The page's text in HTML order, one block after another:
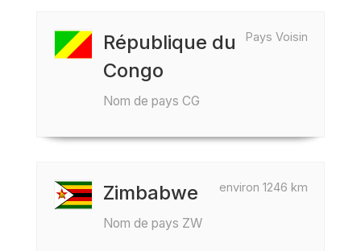
Pays Voisin
République du
Congo
Nom de pays CG
environ 1246 km
Zimbabwe
Nom de pays ZW